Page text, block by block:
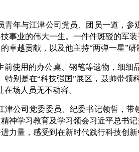
青年与江津公司党员、团员一道，
事业的伟大一生。一件件斑驳的军
卓越贡献，以及他主持“两弹一星”
前使用的办公桌、钢笔等遗物，细细
特别是在“科技强国”展区，聂帅带
场人员无不动容。
津公司党委委员、纪委书记领誓，
神学习教育及学习领会习近平总书
力量，感受到在新时代践行科技创新